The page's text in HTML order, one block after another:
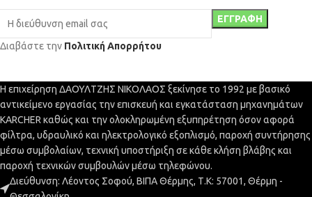
Διαβάστε την Πολιτική Απορρήτου
Η επιχείρηση ΔΑΟΥΛΤΖΗΣ ΝΙΚΟΛΑΟΣ ξεκίνησε το 1992 με βασικό
αντικείμενο εργασίας την επισκευή και εγκατάσταση μηχανημάτων
KARCHER καθώς και την ολοκληρωμένη εξυπηρέτηση όσον αφορά
φίλτρα, υδραυλικό και ηλεκτρολογικό εξοπλισμό, παροχή συντήρησης
μέσω συμβολαίων, τεχνική υποστήριξη σε κάθε κλήση βλάβης και
παροχή τεχνικών συμβουλών μέσω τηλεφώνου.
Διεύθυνση: Λέοντος Σοφού, ΒΙΠΑ Θέρμης, Τ.Κ: 57001, Θέρμη -